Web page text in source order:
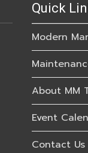
Quick
Modern
About MM
Event
Contact Us